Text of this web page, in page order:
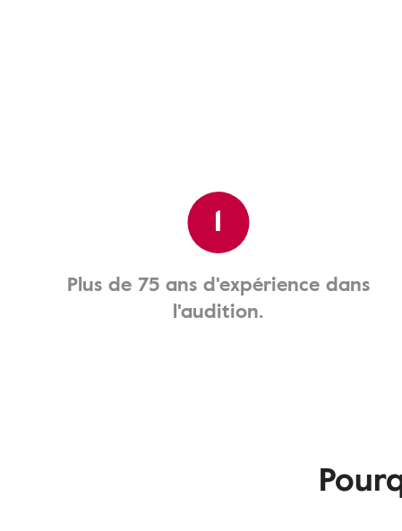
1
Plus de 75 ans d'expérience dans
l'audition.